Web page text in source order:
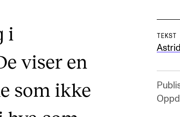
i
viser en
som ikke
TEKST